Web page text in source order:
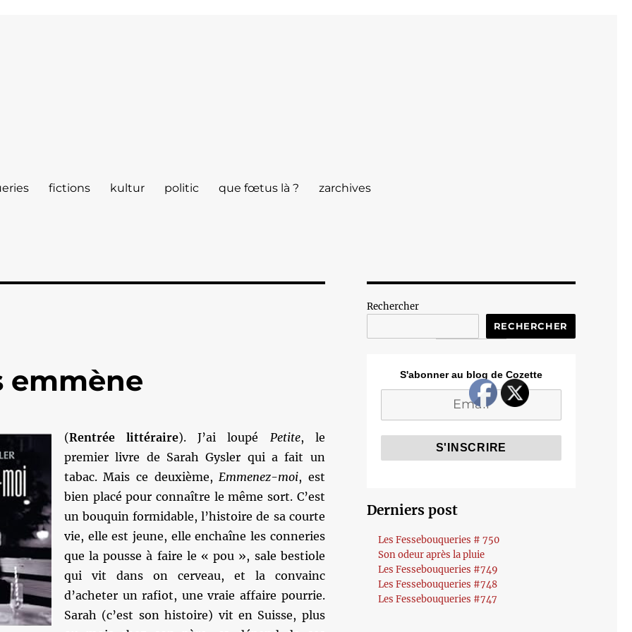
fictions kultur politic que fœtus là ? zarchives
emmène
(Rentrée littéraire). J’ai loupé Petite, le
premier livre de Sarah Gysler qui a fait un
tabac. Mais ce deuxième,Emmenez-moi, est
bien placé pour connaître le même sort. C’est
un bouquin formidable, l’histoire de sa courte
vie, elle est jeune, elle enchaîne les conneries
que la pousse à faire le « pou », sale bestiole
qui vit dans on cerveau, et la convainc
d’acheter un rafiot, une vraie affaire pourrie.
Sarah (c’est son histoire) vit en Suisse, plus
Rechercher
RECHERCHER
S'abonner au blog de Cozette
Derniers post
Les Fessebouqueries # 750
Son odeur après la pluie
Les Fessebouqueries #749
Les Fessebouqueries #748
Les Fessebouqueries #747